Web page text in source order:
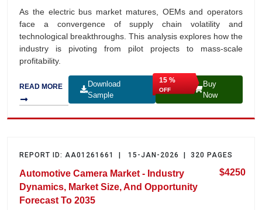
As the electric bus market matures, OEMs and operators
face a convergence of supply chain volatility and
technological breakthroughs. This analysis explores how the
industry is pivoting from pilot projects to mass-scale
profitability.
READ MORE
Download
Sample
15 %
OFF
Buy
Now
REPORT ID: AA01261661 | 15-JAN-2026 | 320 PAGES
Automotive Camera Market - Industry
Dynamics, Market Size, And Opportunity
Forecast To 2035
$4250